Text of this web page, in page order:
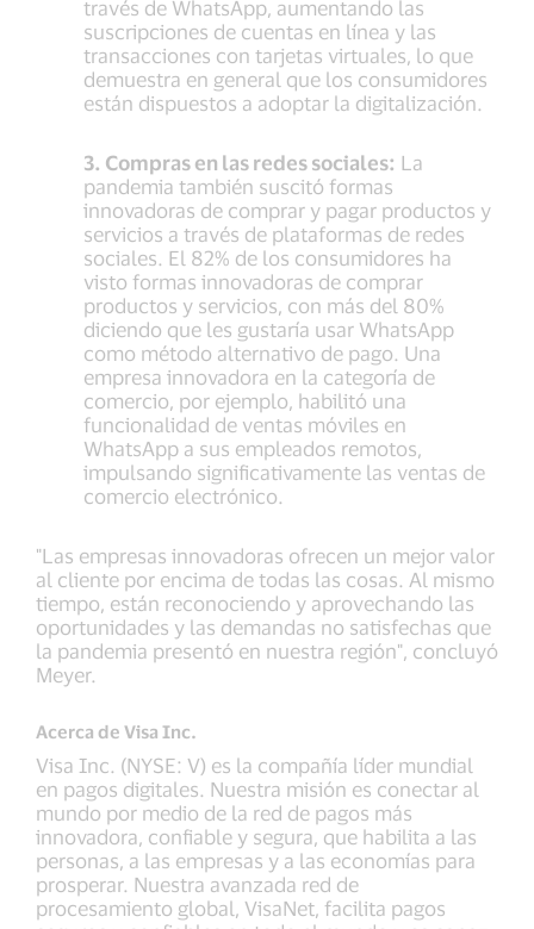
través de WhatsApp, aumentando las
suscripciones de cuentas en línea y las
transacciones con tarjetas virtuales, lo que
demuestra en general que los consumidores
están dispuestos a adoptar la digitalización.
3. Compras en las redes sociales: La
pandemia también suscitó formas
innovadoras de comprar y pagar productos y
servicios a través de plataformas de redes
sociales. El 82% de los consumidores ha
visto formas innovadoras de comprar
productos y servicios, con más del 80%
diciendo que les gustaría usar WhatsApp
como método alternativo de pago. Una
empresa innovadora en la categoría de
comercio, por ejemplo, habilitó una
funcionalidad de ventas móviles en
WhatsApp a sus empleados remotos,
impulsando significativamente las ventas de
comercio electrónico.
"Las empresas innovadoras ofrecen un mejor valor
al cliente por encima de todas las cosas. Al mismo
tiempo, están reconociendo y aprovechando las
oportunidades y las demandas no satisfechas que
la pandemia presentó en nuestra región", concluyó
Meyer.
Acerca de Visa Inc.
Visa Inc. (NYSE: V) es la compañía líder mundial
en pagos digitales. Nuestra misión es conectar al
mundo por medio de la red de pagos más
innovadora, confiable y segura, que habilita a las
personas, a las empresas y a las economías para
prosperar. Nuestra avanzada red de
procesamiento global, VisaNet, facilita pagos